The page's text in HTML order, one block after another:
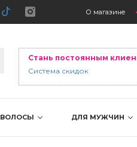
О магазине
Стань постоянным
Система скидок
ВОЛОСЫ ДЛЯ МУЖЧИН